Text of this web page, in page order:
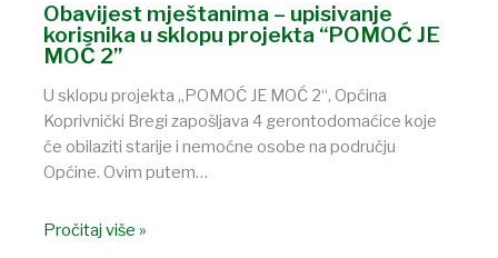
Obavijest mještanima – upisivanje
korisnika u sklopu projekta “POMOĆ JE
MOĆ 2”
U sklopu projekta „POMOĆ JE MOĆ 2“, Općina
Koprivnički Bregi zapošljava 4 gerontodomaćice koje
će obilaziti starije i nemoćne osobe na području
Općine. Ovim putem…
Pročitaj više »